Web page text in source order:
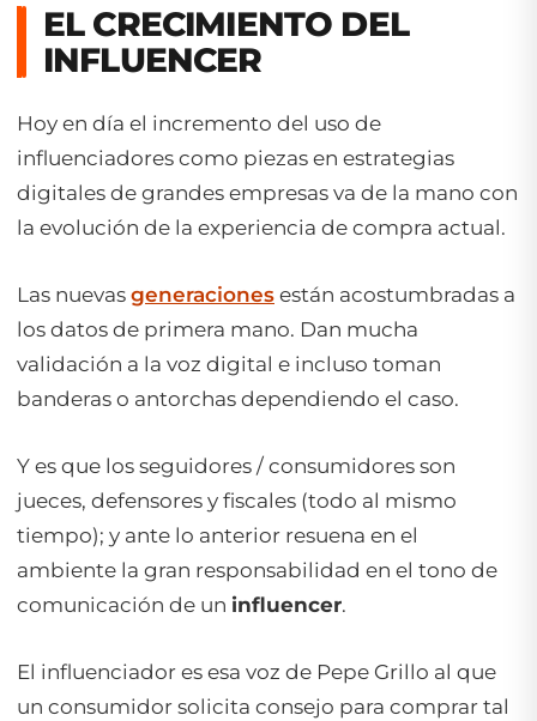
EL CRECIMIENTO DEL
INFLUENCER
Hoy en día el incremento del uso de
influenciadores como piezas en estrategias
digitales de grandes empresas va de la mano con
la evolución de la experiencia de compra actual.
Las nuevas generaciones están acostumbradas a
los datos de primera mano. Dan mucha
validación a la voz digital e incluso toman
banderas o antorchas dependiendo el caso.
Y es que los seguidores / consumidores son
jueces, defensores y fiscales (todo al mismo
tiempo); y ante lo anterior resuena en el
ambiente la gran responsabilidad en el tono de
comunicación de un influencer.
El influenciador es esa voz de Pepe Grillo al que
un consumidor solicita consejo para comprar tal